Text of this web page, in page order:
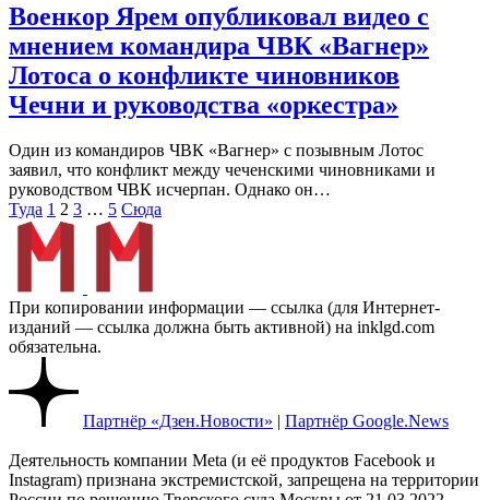
Военкор Ярем опубликовал видео с
мнением командира ЧВК «Вагнер»
Лотоса о конфликте чиновников
Чечни и руководства «оркестра»
Один из командиров ЧВК «Вагнер» с позывным Лотос
заявил, что конфликт между чеченскими чиновниками и
руководством ЧВК исчерпан. Однако он…
Пагинация
записей
Туда 1 2 3 … 5 Сюда
При копировании информации — ссылка (для Интернет-
изданий — ссылка должна быть активной) на inklgd.com
обязательна.
Партнёр «Дзен.Новости» | Партнёр Google.News
Деятельность компании Meta (и её продуктов Facebook и
Instagram) признана экстремистской, запрещена на территории